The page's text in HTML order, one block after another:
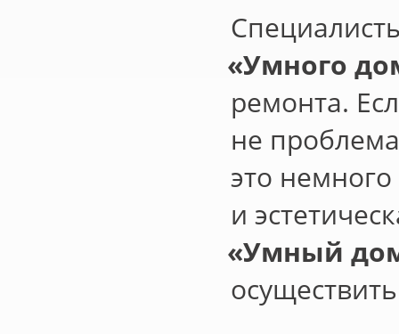
«Умного
ремонта.
не
это
и
«Умный